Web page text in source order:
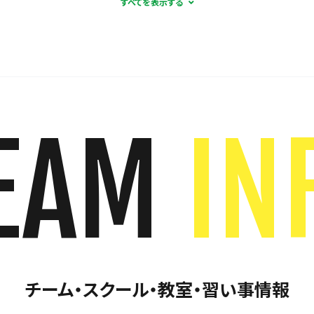
チーム・スクール・教室・習い事情報